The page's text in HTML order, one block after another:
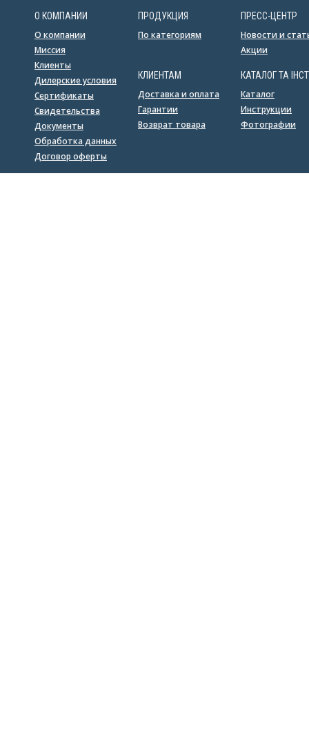
О КОМПАНИИ
О компании
Миссия
Клиенты
Дилерские условия
Сертификаты
Свидетельства
Документы
Обработка данных
Договор оферты
ПРОДУКЦИЯ
По категориям
КЛИЕНТАМ
Доставка и оплата
Гарантии
Возврат товара
ПРЕСС-ЦЕНТР
Новости и
Акции
КАТАЛОГ ТА
Каталог
Инструкции
Фотографии